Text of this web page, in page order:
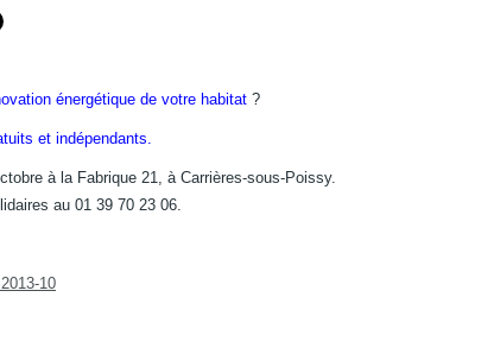
énergétique de votre habitat ?
et indépendants.
à la Fabrique 21, à Carrières-sous-Poissy.
au 01 39 70 23 06.
10